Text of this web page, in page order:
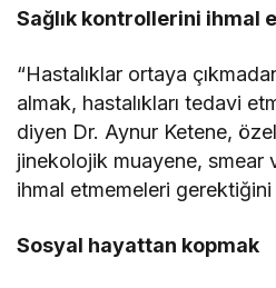
Sağlık kontrollerini ihmal
“Hastalıklar ortaya
almak, hastalıkları tedavi
diyen Dr. Aynur Ketene,
jinekolojik muayene, smear
ihmal etmemeleri
Sosyal hayattan kopmak